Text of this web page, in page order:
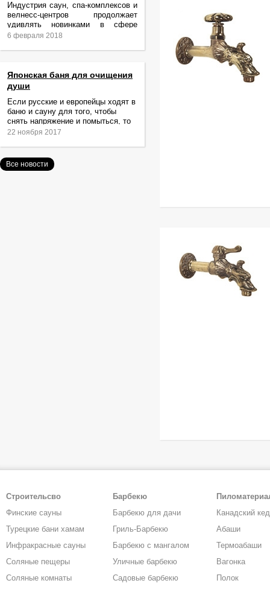
Индустрия саун, спа-комплексов и
велнесс-центров продолжает
удивлять новинками в сфере
релаксации и ухода за телом.
6 февраля 2018
Японская баня для очищения
души
Если русские и европейцы ходят в
баню и сауну для того, чтобы
снять напряжение и помыться, то
жители Японии идут туда за
22 ноября 2017
Все новости
Строительсво
Финские сауны
Турецкие бани хамам
Инфракрасные сауны
Соляные пещеры
Соляные комнаты
Барбекю
Барбекю для дачи
Гриль-Барбекю
Барбекю с мангалом
Уличные барбекю
Садовые барбекю
Канадский
Абаши
Термоабаши
Вагонка
Полок